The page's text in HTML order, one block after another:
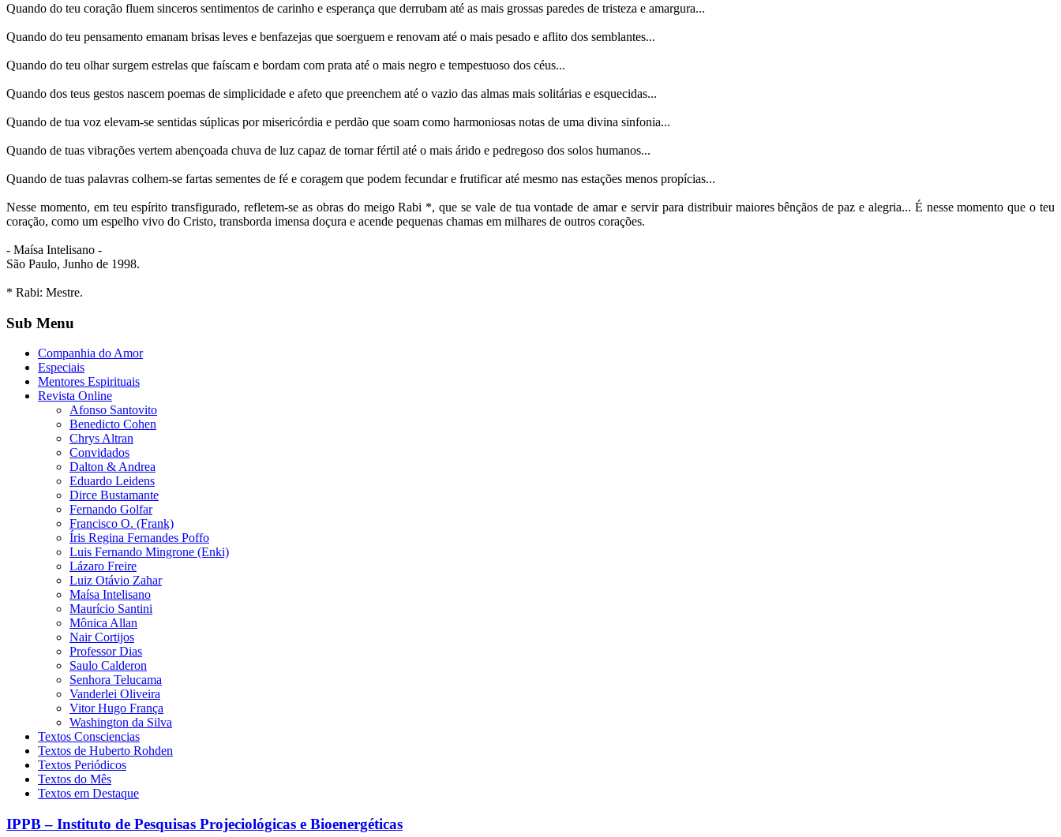
Quando do teu coração fluem sinceros sentimentos de carinho e esperança que derrubam até as mais grossas paredes de tristeza e amargura...
Quando do teu pensamento emanam brisas leves e benfazejas que soerguem e renovam até o mais pesado e aflito dos semblantes...
Quando do teu olhar surgem estrelas que faíscam e bordam com prata até o mais negro e tempestuoso dos céus...
Quando dos teus gestos nascem poemas de simplicidade e afeto que preenchem até o vazio das almas mais solitárias e esquecidas...
Quando de tua voz elevam-se sentidas súplicas por misericórdia e perdão que soam como harmoniosas notas de uma divina sinfonia...
Quando de tuas vibrações vertem abençoada chuva de luz capaz de tornar fértil até o mais árido e pedregoso dos solos humanos...
Quando de tuas palavras colhem-se fartas sementes de fé e coragem que podem fecundar e frutificar até mesmo nas estações menos propícias...
Nesse momento, em teu espírito transfigurado, refletem-se as obras do meigo Rabi *, que se vale de tua vontade de amar e servir para distribuir maiores bênçãos de paz e alegria... É nesse momento que o teu
coração, como um espelho vivo do Cristo, transborda imensa doçura e acende pequenas chamas em milhares de outros corações.
- Maísa Intelisano -
São Paulo, Junho de 1998.
* Rabi: Mestre.
Sub Menu
Companhia do Amor
Especiais
Mentores Espirituais
Revista Online
Afonso Santovito
Benedicto Cohen
Chrys Altran
Convidados
Dalton & Andrea
Eduardo Leidens
Dirce Bustamante
Fernando Golfar
Francisco O. (Frank)
Íris Regina Fernandes Poffo
Luis Fernando Mingrone (Enki)
Lázaro Freire
Luiz Otávio Zahar
Maísa Intelisano
Maurício Santini
Mônica Allan
Nair Cortijos
Professor Dias
Saulo Calderon
Senhora Telucama
Vanderlei Oliveira
Vitor Hugo França
Washington da Silva
Textos Consciencias
Textos de Huberto Rohden
Textos Periódicos
Textos do Mês
Textos em Destaque
IPPB – Instituto de Pesquisas Projeciológicas e Bioenergéticas